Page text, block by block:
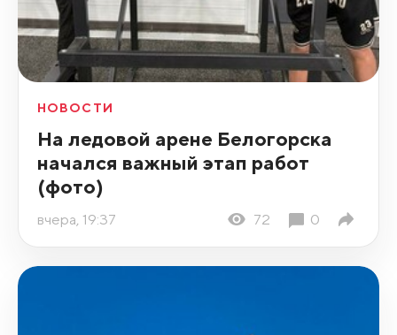
НОВОСТИ
На ледовой арене Белогорска
начался важный этап работ
(фото)
вчера, 19:37 72 0